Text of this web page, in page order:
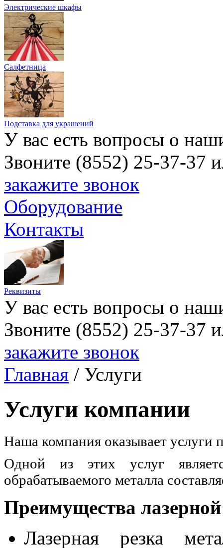
Электрические шкафы
Салфетница
Подставка для украшений
У вас есть вопросы о
Звоните (8552) 25-37-37
закажите звонок
Оборудование
Контакты
Реквизиты
У вас есть вопросы о
Звоните (8552) 25-37-37
закажите звонок
Главная / Услуги
Услуги компании
Наша компания оказывает услуги
Одной из этих услуг
обрабатываемого металла
Преимущества
Лазерная резка